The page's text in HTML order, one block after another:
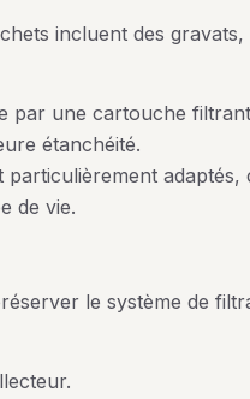
incluent des
par une cartouche
étanchéité.
particulièrement
de vie.
le système de